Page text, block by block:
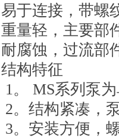
易于连接，带螺
重量轻，主要部
耐腐蚀，过流部
结构特征
1。 MS系列泵
2。结构紧凑，
3。安装方便，